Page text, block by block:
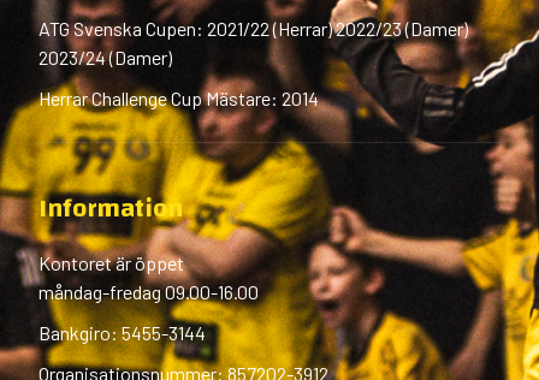
ATG Svenska Cupen: 2021/22 (Herrar) 2022/23 (Damer)
2023/24 (Damer)
Herrar Challenge Cup Mästare: 2014
Information
Kontoret är öppet
måndag-fredag 09.00-16.00
Bankgiro: 5455-3144
Organisationsnummer: 857202-3912